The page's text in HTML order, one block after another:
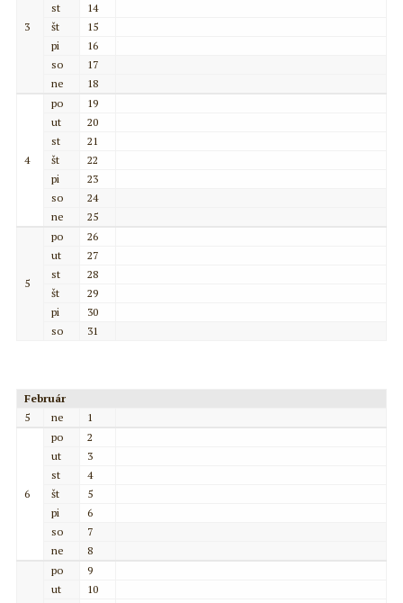
3
st
14
št
15
pi
16
so
17
ne
18
4
po
19
ut
20
st
21
št
22
pi
23
so
24
ne
25
5
po
26
ut
27
st
28
št
29
pi
30
so
31
Február
5
ne 1
6
po
2
ut
3
st
4
št
5
pi
6
so
7
ne
8
po
9
ut
10